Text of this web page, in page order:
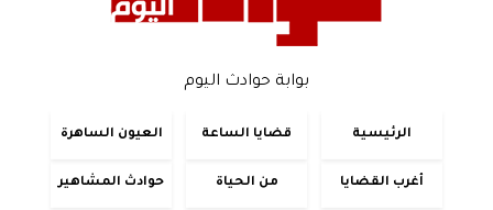
بوابة حوادث اليوم
الرئيسية قضايا الساعة العيون الساهرة
أغرب القضايا من الحياة حوادث المشاهير